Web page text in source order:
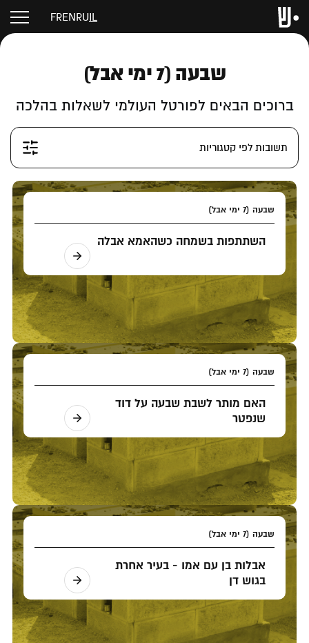
IL
RU
EN
FR
שבעה (7 ימי אבל)
ברוכים הבאים לפורטל העולמי לשאלות בהלכה
תשובות לפי קטגוריות
שבעה (7 ימי אבל)
השתתפות בשמחה כשהאמא אבלה
שבעה (7 ימי אבל)
האם מותר לשבת שבעה על דוד
שנפטר
שבעה (7 ימי אבל)
אבלות בן עם אמו - בעיר אחרת
בגוש דן